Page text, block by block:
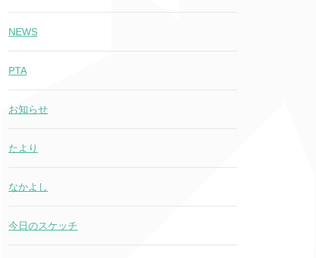
NEWS
PTA
お知らせ
たより
なかよし
今日のスケッチ